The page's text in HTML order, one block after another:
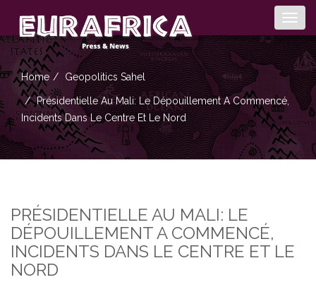
Home Geopolitics Sahel
Présidentielle Au Mali: Le Dépouillement A Commencé,
Incidents Dans Le Centre Et Le Nord
PRÉSIDENTIELLE AU MALI: LE
DÉPOUILLEMENT A COMMENCÉ,
INCIDENTS DANS LE CENTRE ET LE
NORD